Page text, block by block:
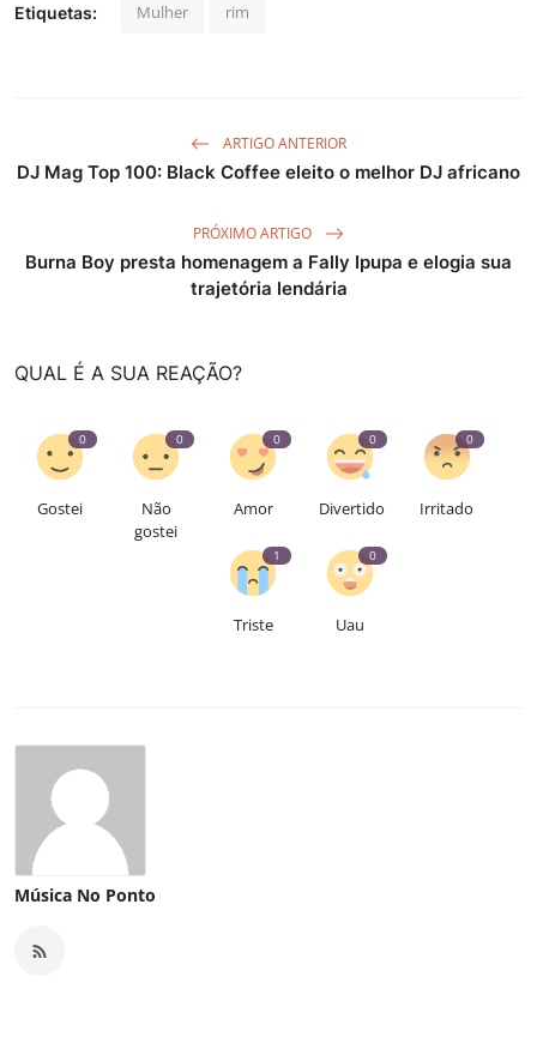
Etiquetas: Mulher rim
ARTIGO ANTERIOR
DJ Mag Top 100: Black Coffee eleito o melhor DJ africano
PRÓXIMO ARTIGO
Burna Boy presta homenagem a Fally Ipupa e elogia sua
trajetória lendária
QUAL É A SUA REAÇÃO?
0
Gostei
0
Não
gostei
0
Amor
0
Divertido
0
Irritado
1
Triste
0
Uau
Música No Ponto